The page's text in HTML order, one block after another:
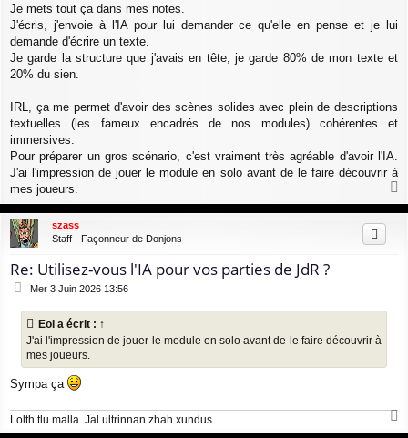
Je mets tout ça dans mes notes.
J'écris, j'envoie à l'IA pour lui demander ce qu'elle en pense et je lui
demande d'écrire un texte.
Je garde la structure que j'avais en tête, je garde 80% de mon texte et
20% du sien.
IRL, ça me permet d'avoir des scènes solides avec plein de descriptions
textuelles (les fameux encadrés de nos modules) cohérentes et
immersives.
Pour préparer un gros scénario, c'est vraiment très agréable d'avoir l'IA.
J'ai l'impression de jouer le module en solo avant de le faire découvrir à
mes joueurs.
u
szass
Staff - Façonneur de Donjons
Re: Utilisez-vous l'IA pour vos parties de JdR ?
M
s
s
a
g
e
Mer 3 Juin 2026 13:56
Eol a écrit : ↑
J'ai l'impression de jouer le module en solo avant de le faire découvrir à
mes joueurs.
Sympa ça
Lolth tlu malla. Jal ultrinnan zhah xundus.
a